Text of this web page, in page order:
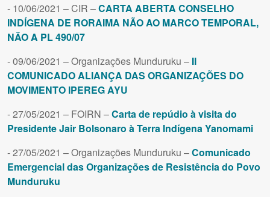
- 10/06/2021 – CIR –CARTA ABERTA CONSELHO
INDÍGENA DE RORAIMA NÃO AO MARCO TEMPORAL,
NÃO A PL 490/07
- 09/06/2021 – Organizações Munduruku – II
COMUNICADO ALIANÇA DAS ORGANIZAÇÕES DO
MOVIMENTO IPEREG AYU
- 27/05/2021 – FOIRN –Carta de repúdio à visita do
Presidente Jair Bolsonaro à Terra Indígena Yanomami
- 27/05/2021 – Organizações Munduruku –Comunicado
Emergencial das Organizações de Resistência do Povo
Munduruku